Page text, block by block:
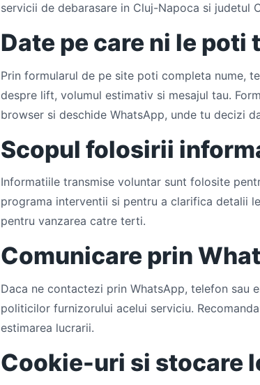
servicii de debarasare in Cluj-Napoca si judetul
Date pe care ni le poti
Prin formularul de pe site poti completa nume,
despre lift, volumul estimativ si mesajul tau.
browser si deschide WhatsApp, unde tu decizi
Scopul folosirii
Informatiile transmise voluntar sunt folosite
programa interventii si pentru a clarifica detalii
pentru vanzarea catre terti.
Comunicare prin
Daca ne contactezi prin WhatsApp, telefon sau
politicilor furnizorului acelui serviciu.
estimarea lucrarii.
Cookie-uri si stocare